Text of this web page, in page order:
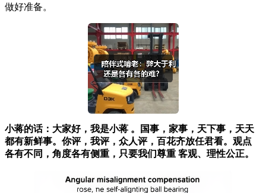
做好准备。
小蒋的话：大家好，我是小蒋 。国事，家事，天下事，天天
都有新鲜事。你评，我评，众人评，百花齐放任君看。观点
各有不同，角度各有侧重，只要我们尊重 客观、理性公正。